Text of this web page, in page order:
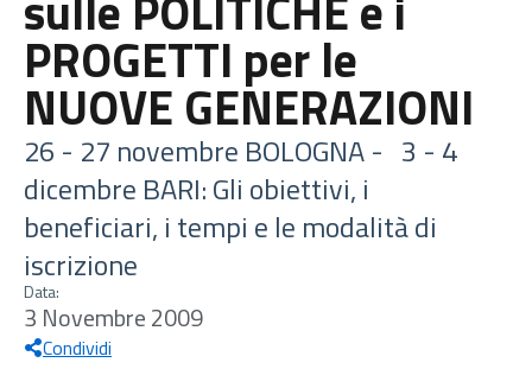
PROGETTI per le
NUOVE GENERAZIONI
26 - 27 novembre BOLOGNA - 3 - 4
dicembre BARI: Gli obiettivi, i
beneficiari, i tempi e le modalità di
iscrizione
Data:
3 Novembre 2009
Condividi